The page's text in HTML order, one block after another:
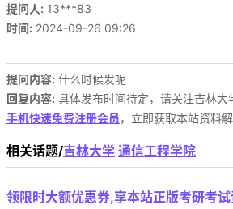
提问人: 13***83
时间: 2024-09-26 09:26
提问内容: 什么时候发呢
回复内容: 具体发布时间待定，请关注吉林大
手机快速免费注册会员，立即获取本站资料解
相关话题/吉林大学 通信工程学院
领限时大额优惠券,享本站正版考研考